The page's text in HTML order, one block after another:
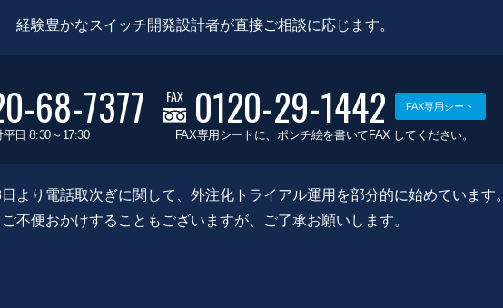
経験豊かなスイッチ開発設計者が直接ご相談に応じます。
68-7377
平日 8:30～17:30
FAX 0120-29-1442 FAX専用シート
FAX専用シートに、ポンチ絵を書いてFAX してください。
より電話取次ぎに関して、外注化トライアル運用を部分的に始めています。
ご不便おかけすることもございますが、ご了承お願いします。